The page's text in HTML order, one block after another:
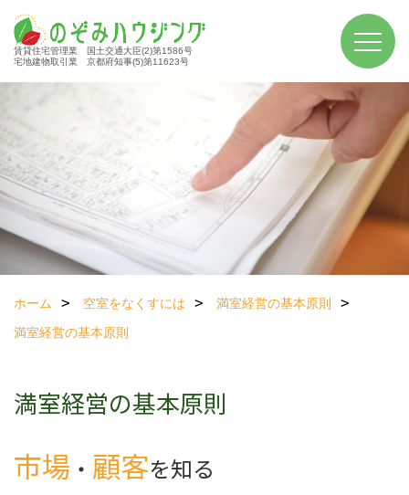
賃貸住宅管理業 国土交通大臣(2)第1586号
宅地建物取引業 京都府知事(5)第11623号
ホーム 空室をなくすには
満室経営の基本原則
満室経営の基本原則
満室経営の基本原則
市場 ・ 顧客を知る